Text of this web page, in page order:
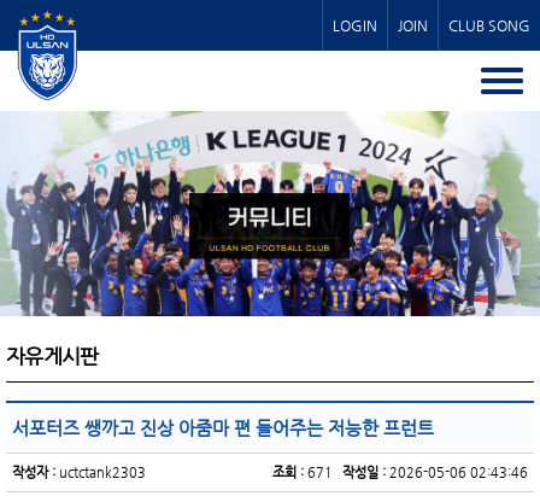
LOGIN JOIN CLUB SONG
자유게시판
서포터즈 쌩까고 진상 아줌마 편 들어주는 저능한 프런트
작성자 : uctctank2303 작성일 : 2026-05-06 02:43:46
조회 : 671